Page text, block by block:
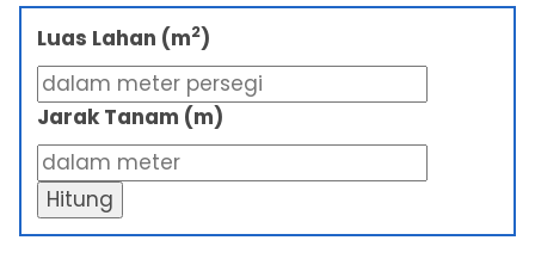
Luas Lahan (m2)
Jarak Tanam (m)
Hitung